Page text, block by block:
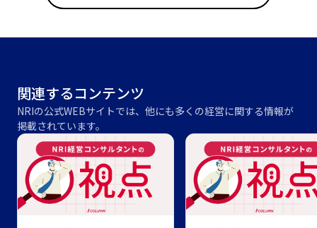
関連するコンテンツ
NRIの公式WEBサイトでは、他にも多くの経営に関する情報が
掲載されています。